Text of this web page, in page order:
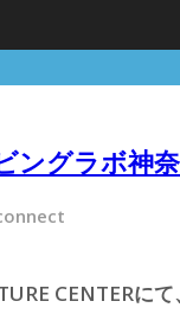
ングラボ神
CENTERに